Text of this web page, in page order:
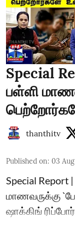
Special
பள்ளி
thanthitv
Published on: 03
Special Report
மாணவருக்கு
ஷாக்கிங்